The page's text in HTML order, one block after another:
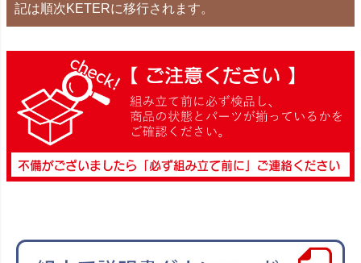
記は順次KETERに移行されます。